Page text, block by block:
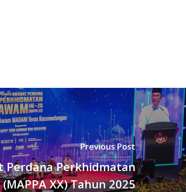
Previous Post
Perdana Perkhidmatan
XX) Tahun 2025